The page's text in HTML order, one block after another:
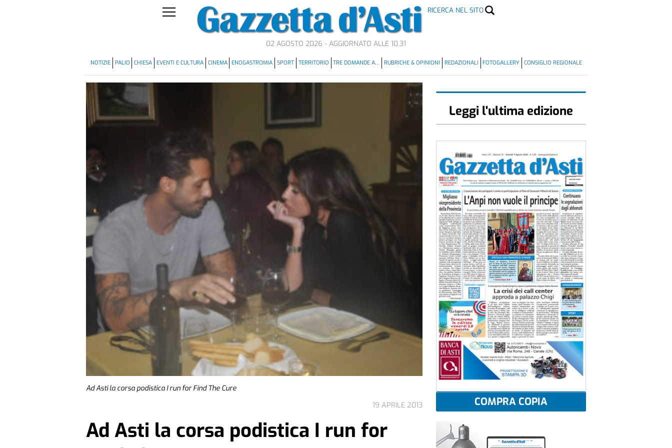
RICERCA NEL SITO
02 AGOSTO 2026 - AGGIORNATO ALLE 10.31
NOTIZIE PALIO CHIESA EVENTI E CULTURA CINEMA ENOGASTROMIA SPORT TERRITORIO TRE DOMANDE A… RUBRICHE & OPINIONI REDAZIONALI FOTOGALLERY CONSIGLIO REGIONALE
Ad Asti la corsa podistica I run for Find The Cure
19 APRILE 2013
Ad Asti la corsa podistica I run for
Leggi l'ultima edizione
COMPRA COPIA